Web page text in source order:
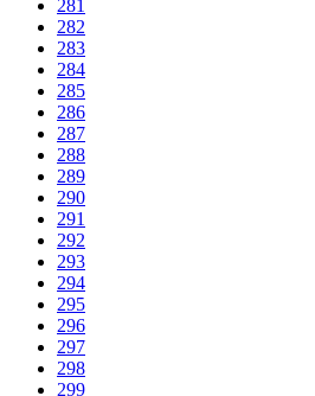
281
282
283
284
285
286
287
288
289
290
291
292
293
294
295
296
297
298
299